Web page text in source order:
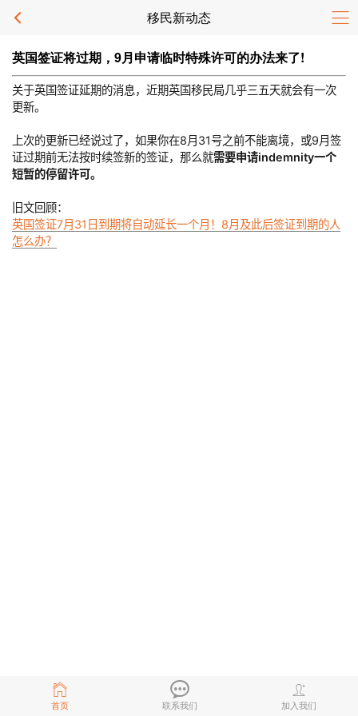
移民新动态
首页 联系我们 加入我们
英国签证将过期，9月申请临时特殊许可的办法来了!
关于英国签证延期的消息，近期英国移民局几乎三五天就会有一次
更新。
上次的更新已经说过了，如果你在8月31号之前不能离境，或9月签
证过期前无法按时续签新的签证，那么就需要申请indemnity一个
短暂的停留许可。
旧文回顾：
英国签证7月31日到期将自动延长一个月！8月及此后签证到期的人
怎么办？